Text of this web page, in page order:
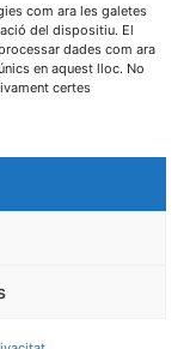
com ara les galetes
del dispositiu. El
dades com ara
en aquest lloc. No
certes
de dades